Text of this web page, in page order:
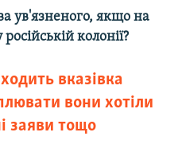
ув'язненого, якщо на
колонії?
вказівка
вони хотіли
заяви тощо